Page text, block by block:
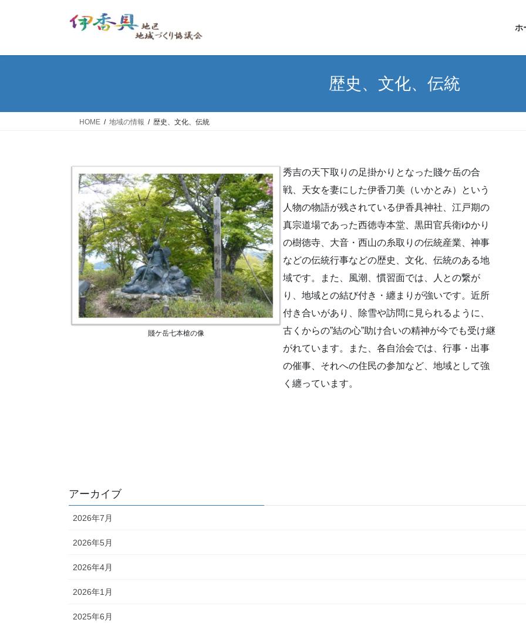
ホ
歴史、文化、伝統
HOME 地域の情報 歴史、文化、伝統
賤ケ岳七本槍の像
秀吉の天下取りの足掛かりとなった賤ケ岳の合
戦、天女を妻にした伊香刀美（いかとみ）という
人物の物語が残されている伊香具神社、江戸期の
真宗道場であった西徳寺本堂、黒田官兵衛ゆかり
の樹徳寺、大音・西山の糸取りの伝統産業、神事
などの伝統行事などの歴史、文化、伝統のある地
域です。また、風潮、慣習面では、人との繋が
り、地域との結び付き・纏まりが強いです。近所
付き合いがあり、除雪や訪問に見られるように、
古くからの”結の心”助け合いの精神が今でも受け継
がれています。また、各自治会では、行事・出事
の催事、それへの住民の参加など、地域として強
く纏っています。
アーカイブ
2026年7月
2026年5月
2026年4月
2026年1月
2025年6月